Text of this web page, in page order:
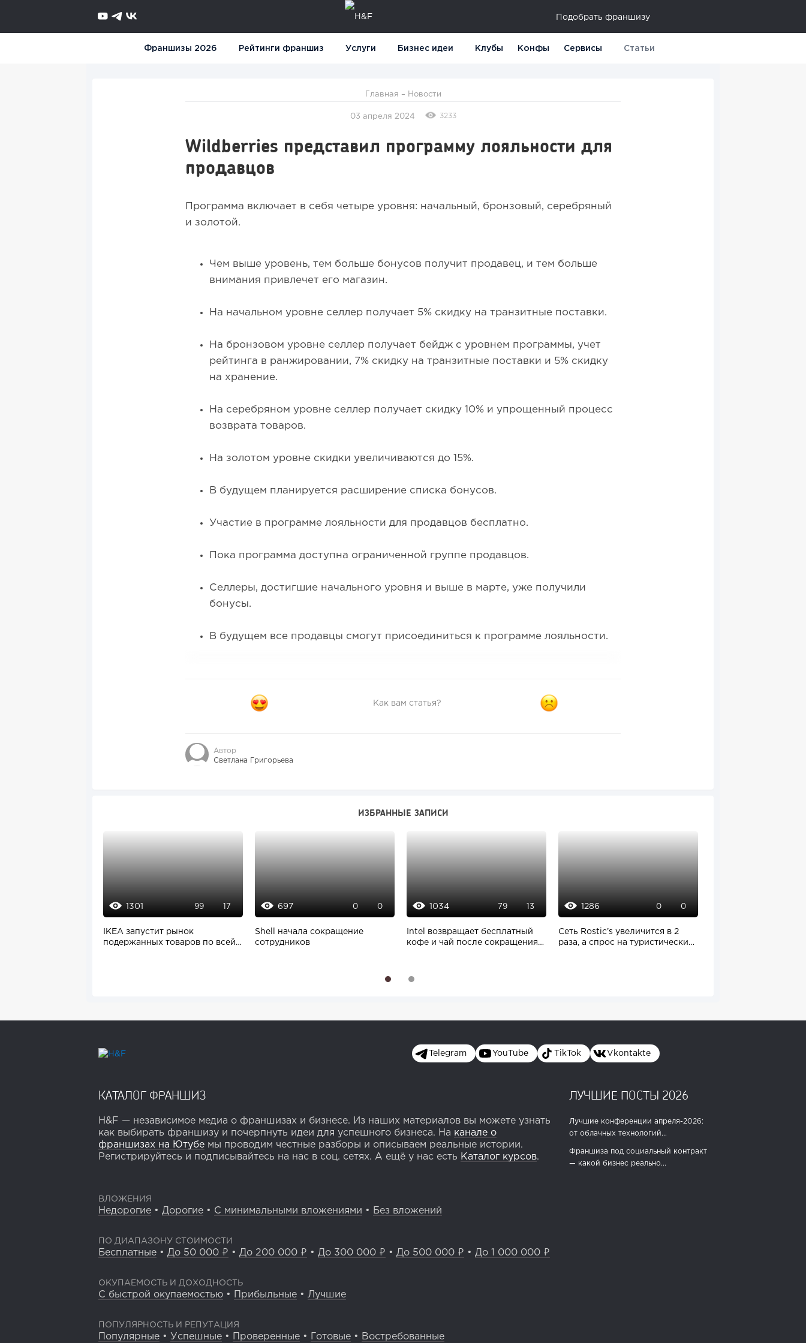
Подобрать франшизу
Франшизы 2026 Рейтинги франшиз Услуги Бизнес идеи Клубы Конфы Сервисы Статьи
Главная – Новости
03 апреля 2024 3233
Wildberries представил программу лояльности для
продавцов
Программа включает в себя четыре уровня: начальный, бронзовый, серебряный
и золотой.
Чем выше уровень, тем больше бонусов получит продавец, и тем больше
внимания привлечет его магазин.
На начальном уровне селлер получает 5% скидку на транзитные поставки.
На бронзовом уровне селлер получает бейдж с уровнем программы, учет
рейтинга в ранжировании, 7% скидку на транзитные поставки и 5% скидку
на хранение.
На серебряном уровне селлер получает скидку 10% и упрощенный процесс
возврата товаров.
На золотом уровне скидки увеличиваются до 15%.
В будущем планируется расширение списка бонусов.
Участие в программе лояльности для продавцов бесплатно.
Пока программа доступна ограниченной группе продавцов.
Селлеры, достигшие начального уровня и выше в марте, уже получили
бонусы.
В будущем все продавцы смогут присоединиться к программе лояльности.
Как вам статья?
Автор
Светлана Григорьева
ИЗБРАННЫЕ ЗАПИСИ
1301 99 17
IKEA запустит рынок
подержанных товаров по всей
697 0 0
Shell начала сокращение
сотрудников
1034 79 13
Intel возвращает бесплатный
кофе и чай после сокращения
1286 0 0
Cеть Rostic’s увеличится в 2
раза, а спрос на туристические
2
Telegram YouTube TikTok Vkontakte
КАТАЛОГ ФРАНШИЗ
H&F — независимое медиа о франшизах и бизнесе. Из наших материалов вы можете узнать
как выбирать франшизу и почерпнуть идеи для успешного бизнеса. На канале о
франшизах на Ютубе мы проводим честные разборы и описываем реальные истории.
Регистрируйтесь и подписывайтесь на нас в соц. сетях. А ещё у нас есть Каталог курсов.
ЛУЧШИЕ ПОСТЫ 2026
Лучшие конференции апреля-2026:
от облачных технологий...
Франшиза под социальный контракт
— какой бизнес реально...
ВЛОЖЕНИЯ
Недорогие • Дорогие • С минимальными вложениями • Без вложений
ПО ДИАПАЗОНУ СТОИМОСТИ
Бесплатные • До 50 000 ₽ • До 200 000 ₽ • До 300 000 ₽ • До 500 000 ₽ • До 1 000 000 ₽
ОКУПАЕМОСТЬ И ДОХОДНОСТЬ
С быстрой окупаемостью • Прибыльные • Лучшие
ПОПУЛЯРНОСТЬ И РЕПУТАЦИЯ
Популярные • Успешные • Проверенные • Готовые • Востребованные